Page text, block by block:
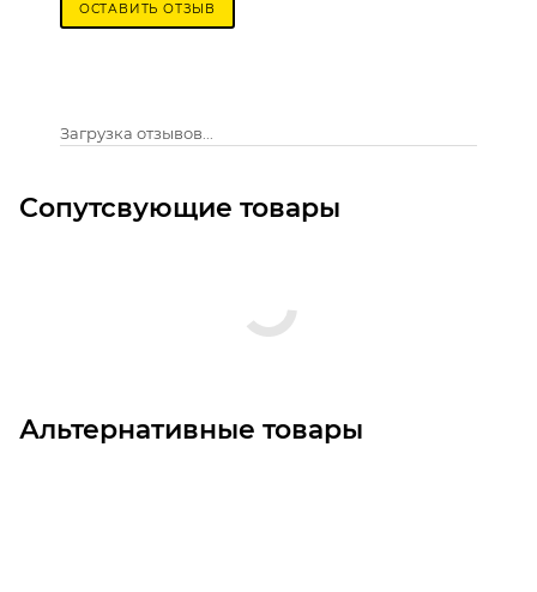
ОСТАВИТЬ ОТЗЫВ
Загрузка отзывов...
Сопутсвующие товары
Альтернативные товары